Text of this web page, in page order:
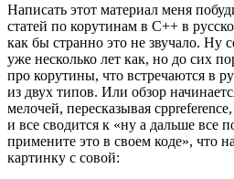
Написать этот материал меня побудило… отсутствие хороших
статей по корутинам в C++ в
как бы странно это не звучало. Ну
уже несколько лет как, но до сих
про корутины, что встречаются в
из двух типов. Или обзор
мелочей, пересказывая
и все сводится к «ну а дальше все
примените это в своем коде», что
картинку с совой: